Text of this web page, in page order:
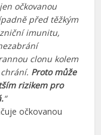
očkovanou
před těžkým
imunitu,
clonu kolem
Proto může
rizikem pro
“
očkovanou